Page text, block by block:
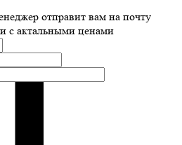
отправит вам на почту
с актальными ценами